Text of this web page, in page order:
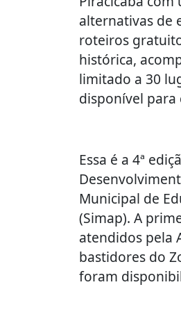
alternativas de
roteiros
histórica,
limitado a 30
disponível
Essa é a 4ª
Municipal de
(Simap). A
atendidos pela
bastidores do
foram